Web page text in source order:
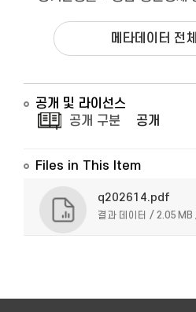
메타데이터 전
공개 및 라이선스
공개 구분
공개
Files in This Item
q202614.pdf
결과 데이터 / 2.05